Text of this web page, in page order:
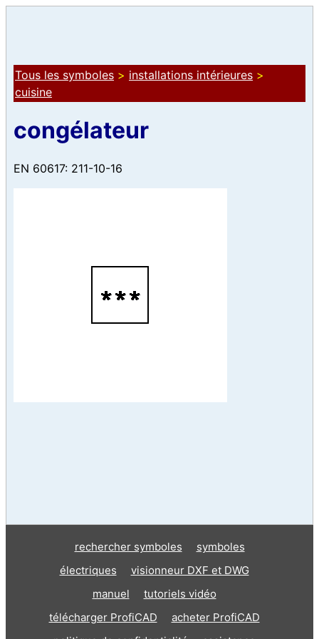
Tous les symboles > installations intérieures >
cuisine
congélateur
EN 60617: 211-10-16
rechercher symboles
symboles
électriques
visionneur DXF et DWG
manuel
tutoriels vidéo
télécharger ProfiCAD
acheter ProfiCAD